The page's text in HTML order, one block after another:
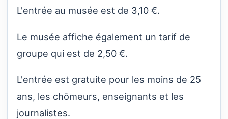
L'entrée au musée est de 3,10 €.
Le musée affiche également un tarif de
groupe qui est de 2,50 €.
L'entrée est gratuite pour les moins de 25
ans, les chômeurs, enseignants et les
journalistes.